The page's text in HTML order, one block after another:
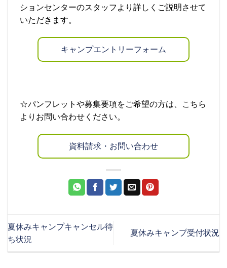
ションセンターのスタッフより詳しくご説明させて
いただきます。
キャンプエントリーフォーム
☆パンフレットや募集要項をご希望の方は、こちら
よりお問い合わせください。
資料請求・お問い合わせ
夏休みキャンプキャンセル待
ち状況
夏休みキャンプ受付状況